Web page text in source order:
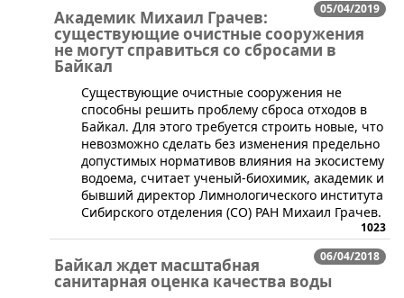
05/04/2019
Академик Михаил Грачев:
существующие очистные сооружения
не могут справиться со сбросами в
Байкал
​Существующие очистные сооружения не
способны решить проблему сброса отходов в
Байкал. Для этого требуется строить новые, что
невозможно сделать без изменения предельно
допустимых нормативов влияния на экосистему
водоема, считает ученый-биохимик, академик и
бывший директор Лимнологического института
Сибирского отделения (СО) РАН Михаил Грачев.
1023
06/04/2018
Байкал ждет масштабная
санитарная оценка качества воды